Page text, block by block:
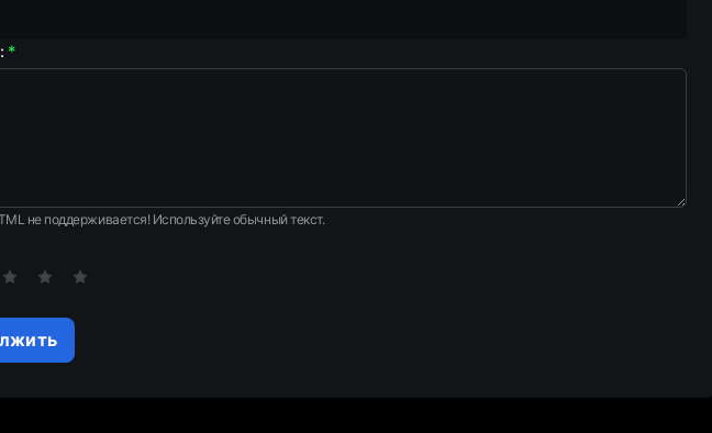
не поддерживается! Используйте обычный текст.